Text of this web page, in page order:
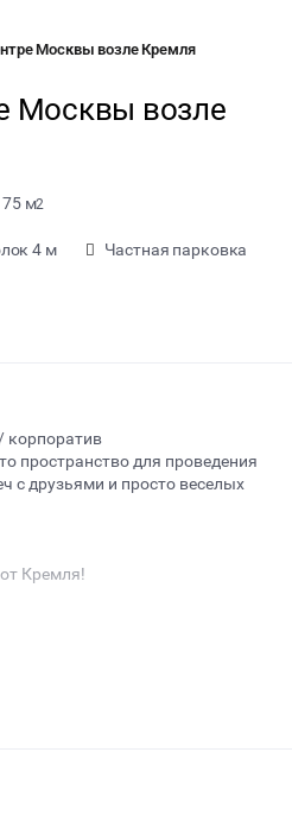
Москвы возле Кремля
Москвы возле
м2
4 м Частная парковка
корпоратив
пространство для проведения
с друзьями и просто веселых
Кремля!